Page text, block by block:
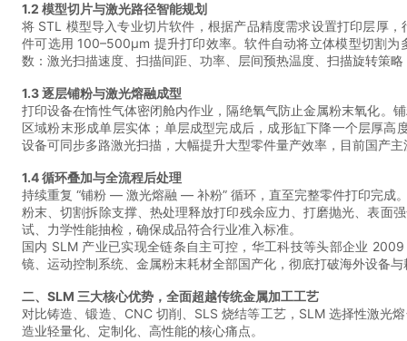
1.2 模型切片与激光路径智能规划
将 STL 模型导入专业切片软件，根据产品精度需求设置打印层厚
件可选用 100–500μm 提升打印效率。软件自动将立体模型切割
数：激光扫描速度、扫描间距、功率、层间预热温度、扫描旋转策
1.3 逐层铺粉与激光熔融成型
打印设备在惰性气体密闭舱内作业，隔绝氧气防止金属粉末氧化。
区域粉末形成单层实体；单层成型完成后，成形缸下降一个层厚
设备可同步多路激光扫描，大幅提升大型零件量产效率，目前国产
1.4 循环叠加与全流程后处理
持续重复 “铺粉 — 激光熔融 — 补粉” 循环，直至完整零件打印完成
粉末、切割拆除支撑、热处理释放打印残余应力、打磨抛光、表面
试、力学性能抽检，确保成品符合行业准入标准。
国内 SLM 产业已实现全链条自主可控，华工科技等头部企业
镜、运动控制系统、金属粉末耗材全部国产化，彻底打破海外设备
二、SLM 三大核心优势，全面超越传统金属加工工艺
对比铸造、锻造、CNC 切削、SLS 烧结等工艺，SLM 选择性激光
造业轻量化、定制化、高性能的核心痛点。